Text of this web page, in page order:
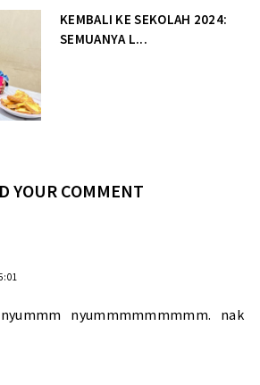
KEMBALI KE SEKOLAH 2024:
SEMUANYA L...
YOUR COMMENT
nyummmmmmmmm. nak